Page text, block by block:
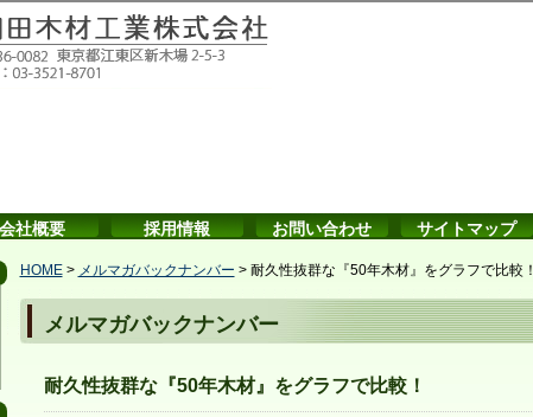
社概要 採用情報 お問い合わせ サイトマップ
HOME> メルマガバックナンバー > 耐久性抜群な『50年木材』をグラフで比較！
メルマガバックナンバー
耐久性抜群な『50年木材』をグラフで比較！